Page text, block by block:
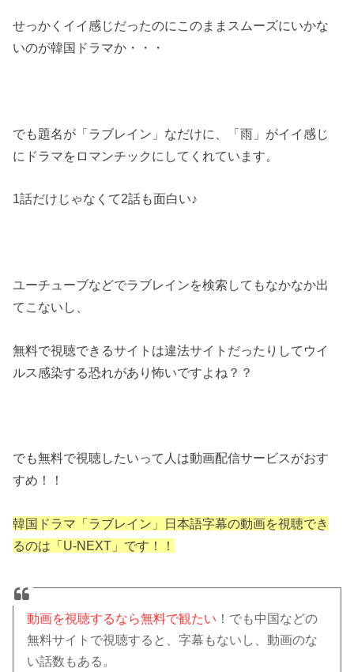
せっかくイイ感じだったのにこのままスムーズにいかな
いのが韓国ドラマか・・・
でも題名が「ラブレイン」なだけに、「雨」がイイ感じ
にドラマをロマンチックにしてくれています。
1話だけじゃなくて2話も面白い♪
ユーチューブなどでラブレインを検索してもなかなか出
てこないし、
無料で視聴できるサイトは違法サイトだったりしてウイ
ルス感染する恐れがあり怖いですよね？？
でも無料で視聴したいって人は動画配信サービスがおす
すめ！！
韓国ドラマ「ラブレイン」日本語字幕の動画を視聴でき
るのは「U-NEXT」です！！
動画を視聴するなら無料で観たい ！でも中国などの
無料サイトで視聴すると、字幕もないし、動画のな
い話数もある。